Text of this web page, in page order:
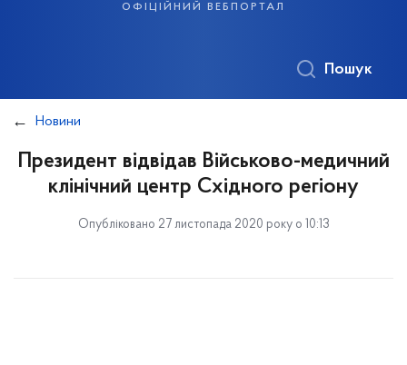
офіційний вебпортал
Пошук
Новини
Президент відвідав Військово-медичний
клінічний центр Східного регіону
Опубліковано 27 листопада 2020 року о 10:13